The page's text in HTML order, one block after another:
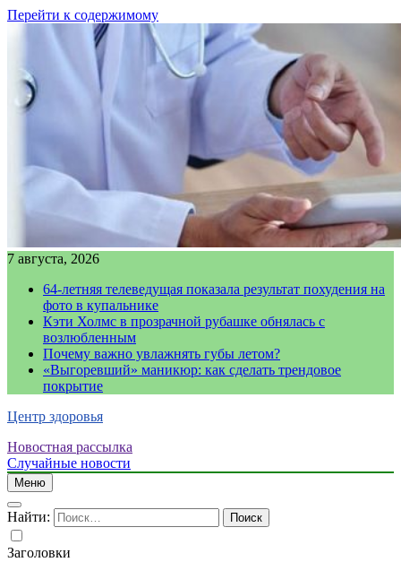
Перейти к содержимому
7 августа, 2026
64-летняя телеведущая показала результат похудения на
фото в купальнике
Кэти Холмс в прозрачной рубашке обнялась с
возлюбленным
Почему важно увлажнять губы летом?
«Выгоревший» маникюр: как сделать трендовое
покрытие
Центр здоровья
Новостная рассылка
Случайные новости
Меню
Найти:
Заголовки